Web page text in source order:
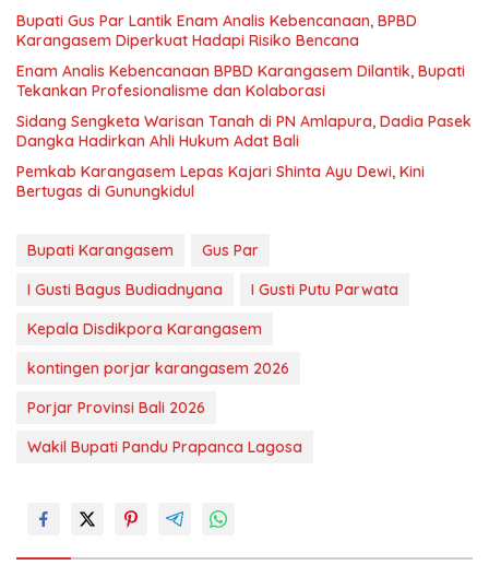
Bupati Gus Par Lantik Enam Analis Kebencanaan, BPBD
Karangasem Diperkuat Hadapi Risiko Bencana
Enam Analis Kebencanaan BPBD Karangasem Dilantik, Bupati
Tekankan Profesionalisme dan Kolaborasi
Sidang Sengketa Warisan Tanah di PN Amlapura, Dadia Pasek
Dangka Hadirkan Ahli Hukum Adat Bali
Pemkab Karangasem Lepas Kajari Shinta Ayu Dewi, Kini
Bertugas di Gunungkidul
Bupati Karangasem
Gus Par
I Gusti Bagus Budiadnyana
I Gusti Putu Parwata
Kepala Disdikpora Karangasem
kontingen porjar karangasem 2026
Porjar Provinsi Bali 2026
Wakil Bupati Pandu Prapanca Lagosa